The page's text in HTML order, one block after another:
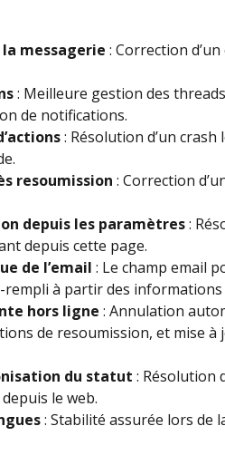
messagerie : Correction
: Meilleure gestion des
de notifications.
: Résolution d’un
resoumission : Correction
depuis les paramètres :
depuis cette page.
de l’email : Le champ email
à partir des informations
hors ligne : Annulation
de resoumission, et mise à
du statut : Résolution
le web.
: Stabilité assurée lors de